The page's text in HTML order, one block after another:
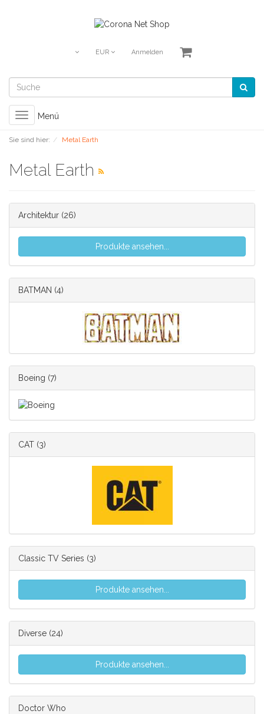
EUR Anmelden
Toggle
navigation
Menü
Sie sind hier: Metal Earth
Metal Earth
Architektur (26)
Produkte ansehen...
BATMAN (4)
Boeing (7)
CAT (3)
Classic TV Series (3)
Produkte ansehen...
Diverse (24)
Produkte ansehen...
Doctor Who